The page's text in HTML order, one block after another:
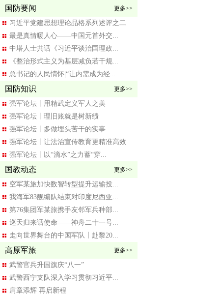
国防要闻 更多>>
习近平党建思想理论品格系列述评之二
最是真情暖人心——中国元首外交...
中塔人士共话《习近平谈治国理政...
《整治形式主义为基层减负若干规...
总书记的人民情怀|“让内需成为经...
国防知识 更多>>
强军论坛丨用精武定义军人之美
强军论坛丨理旧账就是树新绩
强军论坛丨多做埋头苦干的实事
强军论坛丨让法治宣传教育更精准高效
强军论坛丨以“滴水”之力蓄“穿...
国教动态 更多>>
空军某旅加快数智转型提升运输投...
我海军83舰编队结束对印度尼西亚...
第76集团军某旅携手友邻军兵种部...
巡天归来话使命——神舟二十一号...
走向世界舞台的中国军队丨赴黎20...
高原军旅 更多>>
武警官兵升国旗庆“八一”
武警西宁支队深入学习贯彻习近平...
肩章添辉 再启新程